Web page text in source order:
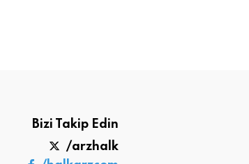
Bizi Takip Edin
/arzhalk